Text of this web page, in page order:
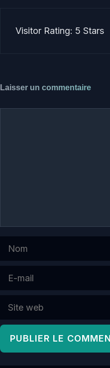
Visitor Rating: 5 Stars
Laisser un commentaire
Nom
Site